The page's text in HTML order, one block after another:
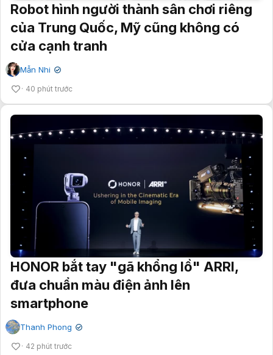
Robot hình người thành sân chơi riêng
của Trung Quốc, Mỹ cũng không có
cửa cạnh tranh
Mẫn Nhi ✔
40 phút trước
HONOR bắt tay "gã khổng lồ" ARRI,
đưa chuẩn màu điện ảnh lên
smartphone
Thanh Phong ✔
42 phút trước